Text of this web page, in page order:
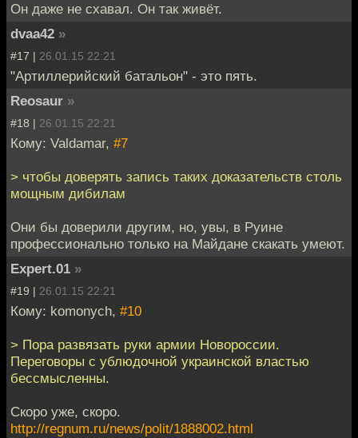
Он даже не схавал. Он так живёт.
dvaa42 »
#17 | 26.01.15 22:21
"Артиллерийский батальон" - это пять.
Reosaur »
#18 | 26.01.15 22:21
Кому: Valdamar, #7
> чтобы доверять запись таких доказательств столь
мощным дибилам
Они бы доверили другим, но, увы, в Руине
профессионально только на Майдане скакать умеют.
Expert.01 »
#19 | 26.01.15 22:21
Кому: komonych, #10
> Пора развязать руки армии Новороссии.
Переговоры с ублюдочной украинской властью
бессмысленны.
Скоро уже, скоро.
http://regnum.ru/news/polit/1888002.html